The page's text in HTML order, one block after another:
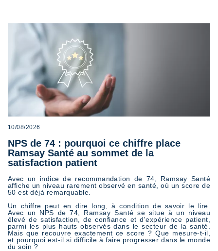
10/08/2026
NPS de 74 : pourquoi ce chiffre place
Ramsay Santé au sommet de la
satisfaction patient
Avec un indice de recommandation de 74, Ramsay Santé
affiche un niveau rarement observé en santé, où un score de
50 est déjà remarquable.
Un chiffre peut en dire long, à condition de savoir le lire.
Avec un NPS de 74, Ramsay Santé se situe à un niveau
élevé de satisfaction, de confiance et d'expérience patient,
parmi les plus hauts observés dans le secteur de la santé.
Mais que recouvre exactement ce score ? Que mesure-t-il,
et pourquoi est-il si difficile à faire progresser dans le monde
du soin ?